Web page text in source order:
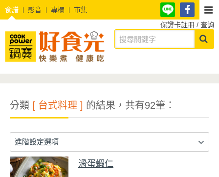
食譜 影音 專欄
市集
保證卡註冊 / 查詢
分類 [ 台式料理 ] 的結果，共有92筆：
進階設定選項
滑蛋蝦仁